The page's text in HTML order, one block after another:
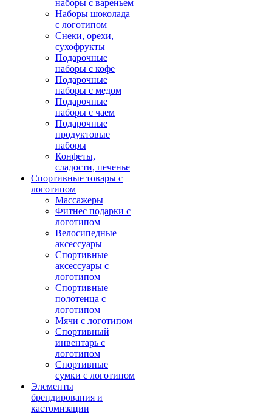
наборы с вареньем
Наборы шоколада
с логотипом
Снеки, орехи,
сухофрукты
Подарочные
наборы с кофе
Подарочные
наборы с медом
Подарочные
наборы с чаем
Подарочные
продуктовые
наборы
Конфеты,
сладости, печенье
Спортивные товары с
логотипом
Массажеры
Фитнес подарки с
логотипом
Велосипедные
аксессуары
Спортивные
аксессуары с
логотипом
Спортивные
полотенца с
логотипом
Мячи с логотипом
Спортивный
инвентарь с
логотипом
Спортивные
сумки с логотипом
Элементы
брендирования и
кастомизации